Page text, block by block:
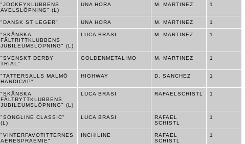
"JOCKEYKLUBBENS
AVELSLÖPNING" (L)
UNA HORA M. MARTINEZ 1
"DANSK ST LEGER" UNA HORA M. MARTINEZ 1
"SKÅNSKA
FÄLTRITTKLUBBENS
JUBILEUMSLÖPNING" (L)
LUCA BRASI M. MARTINEZ 1
"SVENSKT DERBY
TRIAL"
GOLDENMETALIMO M. MARTINEZ 1
"TATTERSALLS MALMÖ
HANDICAP"
HIGHWAY D. SANCHEZ 1
"SKÅNSKA
FÄLTRYTTKLUBBENS
JUBILEUMSLÖPNING" (L)
LUCA BRASI RAFAELSCHISTL 1
"SONGLINE CLASSIC"
(L)
LUCA BRASI
RAFAEL
SCHISTL
1
"VINTERFAVOTITTERNES
AERESPRAEMIE"
INCHILINE
RAFAEL
SCHISTL
1